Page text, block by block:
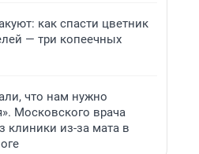
как спасти цветник
— три копеечных
что нам нужно
Московского врача
клиники из-за мата в